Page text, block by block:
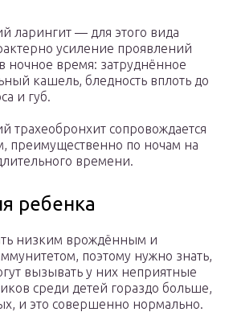
ларингит — для этого вида
усиление проявлений
ночное время: затруднённое
кашель, бледность вплоть до
и губ.
трахеобронхит сопровождается
преимущественно по ночам на
времени.
ребенка
низким врождённым и
поэтому нужно знать,
вызывать у них неприятные
среди детей гораздо больше,
и это совершенно нормально.